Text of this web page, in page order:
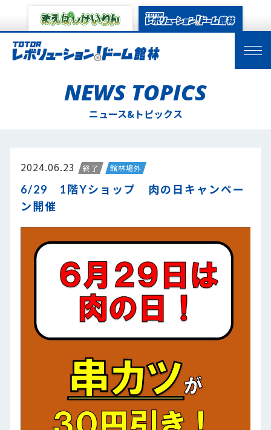
NEWS TOPICS
ニュース&トピックス
2024.06.23 終了 館林場外
6/29 1階Yショップ 肉の日キャンペー
ン開催